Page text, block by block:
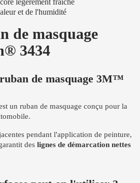
légèrement fraîche
et de l'humidité
de masquage
3434
de masquage 3M™
un ruban de masquage conçu pour la
pendant l'application de peinture,
des lignes de démarcation nettes